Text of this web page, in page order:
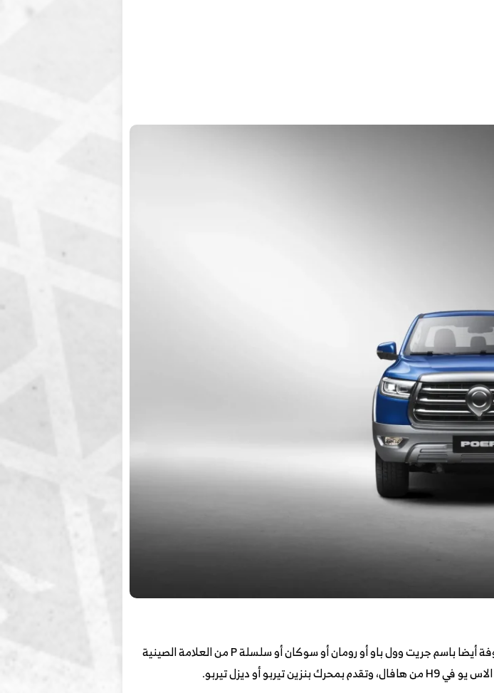
هي أحد إصدارات البيك أب متوسطة الحجم المعروفة أيضا باسم جريت وول باو أو رومان أو سوكان أو سلسلة P من العلامة الصينية